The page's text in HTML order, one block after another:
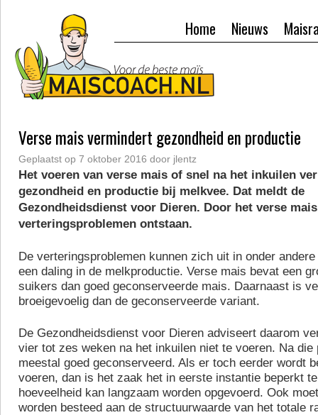
Nieuws
Home
Verse mais vermindert gezondheid en productie
Geplaatst op 7 oktober 2016 door jlentz
Het voeren van verse mais of snel na het inkuilen
gezondheid en productie bij melkvee. Dat meldt de
Gezondheidsdienst voor Dieren. Door het verse
verteringsproblemen ontstaan.
De verteringsproblemen kunnen zich uit in onder
een daling in de melkproductie. Verse mais bevat een
suikers dan goed geconserveerde mais. Daarnaast is
broeigevoelig dan de geconserveerde variant.
De Gezondheidsdienst voor Dieren adviseert daarom
vier tot zes weken na het inkuilen niet te voeren. Na die
meestal goed geconserveerd. Als er toch eerder wordt
voeren, dan is het zaak het in eerste instantie beperkt
hoeveelheid kan langzaam worden opgevoerd. Ook
worden besteed aan de structuurwaarde van het totale